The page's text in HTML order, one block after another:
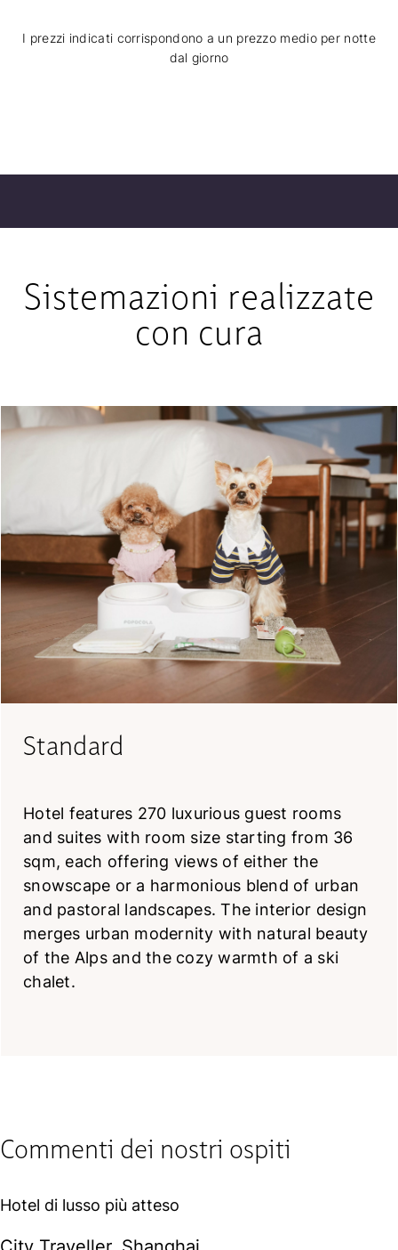
I prezzi indicati corrispondono a un prezzo medio per notte
dal giorno
Sistemazioni realizzate
con cura
Standard
Hotel features 270 luxurious guest rooms
and suites with room size starting from 36
sqm, each offering views of either the
snowscape or a harmonious blend of urban
and pastoral landscapes. The interior design
merges urban modernity with natural beauty
of the Alps and the cozy warmth of a ski
chalet.
Commenti dei nostri ospiti
Hotel di lusso più atteso